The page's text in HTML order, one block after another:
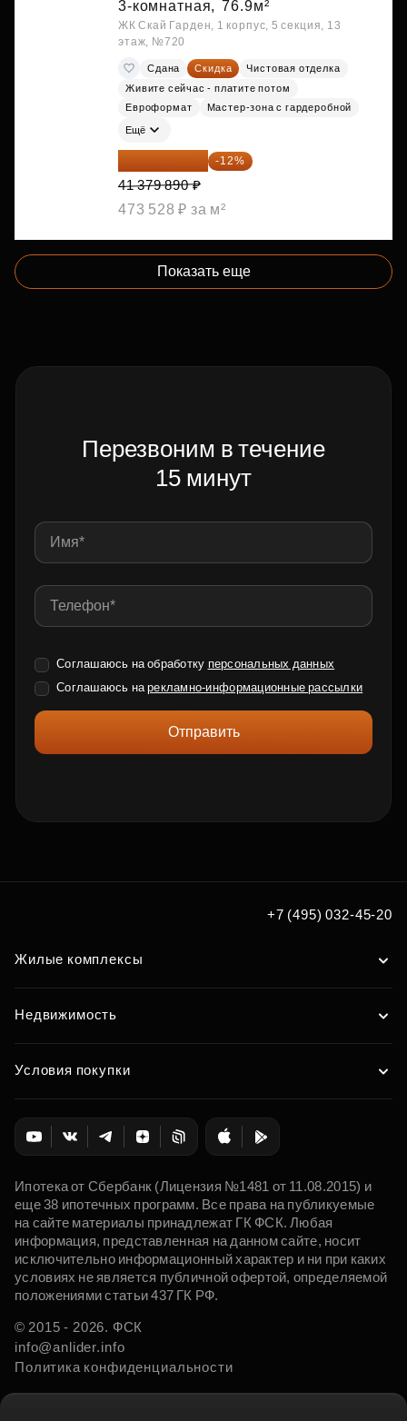
3-комнатная, 76.9м²
ЖК Скай Гарден, 1 корпус, 5 секция, 13
этаж, №720
Сдана Скидка
Чистовая отделка
Живите сейчас - платите потом
Евроформат
Мастер-зона с гардеробной
Ещё
36 414 303 ₽ -12%
41 379 890 ₽
473 528 ₽ за м²
Показать еще
Перезвоним в течение
15 минут
Соглашаюсь на обработку персональных данных
Соглашаюсь нарекламно-информационные рассылки
Отправить
+7 (495) 032-45-20
Жилые комплексы
Недвижимость
Условия покупки
Ипотека от Сбербанк (Лицензия №1481 от 11.08.2015) и
еще 38 ипотечных программ. Все права на публикуемые
на сайте материалы принадлежат ГК ФСК. Любая
информация, представленная на данном сайте, носит
исключительно информационный характер и ни при каких
условиях не является публичной офертой, определяемой
положениями статьи 437 ГК РФ.
© 2015 - 2026. ФСК
info@anlider.info
Политика конфиденциальности